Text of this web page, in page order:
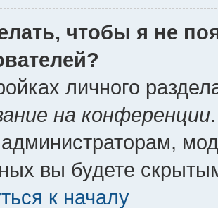
чтобы я не
личного
на конференции
администраторам,
вы будете
к началу